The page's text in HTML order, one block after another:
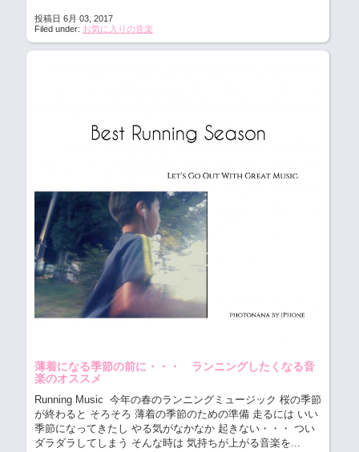
投稿日 6月 03, 2017
Filed under: お気に入りの音楽
薄着になる季節の前に・・・ ランニングしたくなる音
楽のオススメ
Running Music 今年の春のランニングミュージック 桜の季節
が終わると そろそろ 薄着の季節のための準備 走るには いい
季節になってきたし やる気がなかなか 起きない・・・ つい
ダラダラしてしまう そんな時は 気持ちが上がる音楽を...